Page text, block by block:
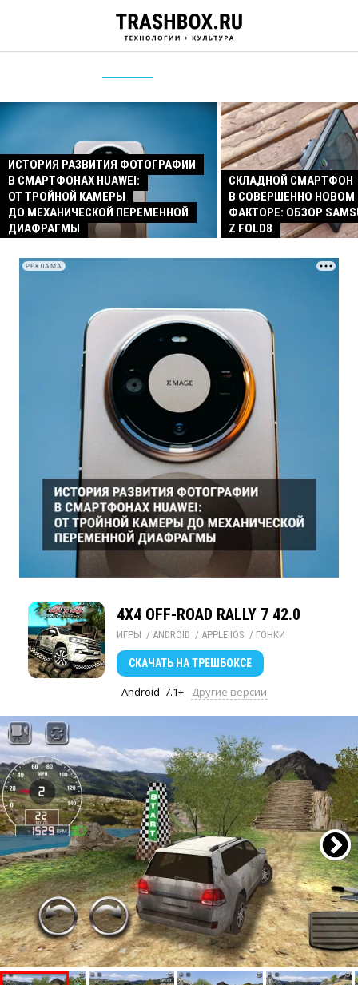
ИСТОРИЯ РАЗВИТИЯ ФОТОГРАФИИ
В СМАРТФОНАХ HUAWEI:
ОТ ТРОЙНОЙ КАМЕРЫ
ДО МЕХАНИЧЕСКОЙ ПЕРЕМЕННОЙ
ДИАФРАГМЫ
СКЛАДНОЙ СМАРТФОН
В СОВЕРШЕННО
ФАКТОРЕ: ОБЗОР
Z FOLD8
РЕКЛАМА
4X4 OFF-ROAD RALLY 7 42.0
ИГРЫ / ANDROID / APPLE IOS / ГОНКИ
СКАЧАТЬ НА ТРЕШБОКСЕ
Android 7.1+ Другие версии